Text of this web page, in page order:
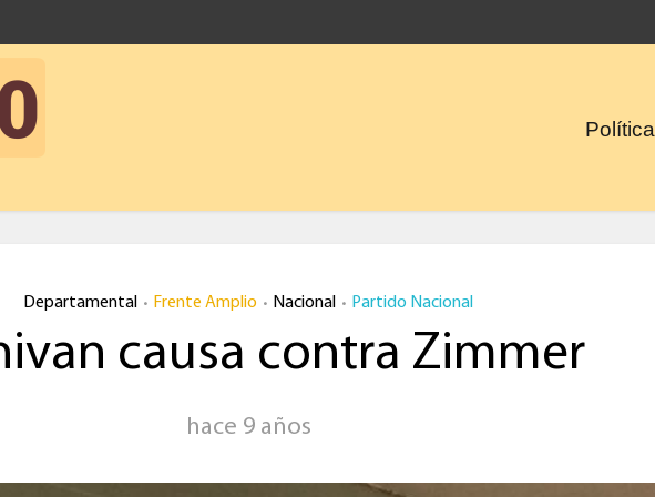
Política
Departamental • Frente Amplio • Nacional • Partido Nacional
causa contra Zimmer
hace 9 años